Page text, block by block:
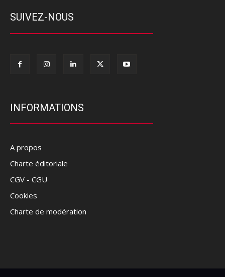
SUIVEZ-NOUS
INFORMATIONS
A propos
Charte éditoriale
CGV - CGU
Cookies
Charte de modération